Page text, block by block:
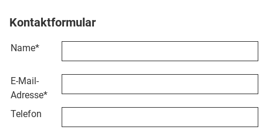
Kontaktformular
Name*
E-Mail-
Adresse*
Telefon